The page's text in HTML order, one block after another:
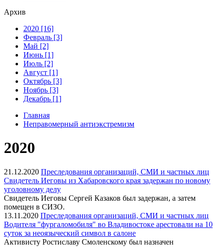
Архив
2020 [16]
Февраль [3]
Май [2]
Июнь [1]
Июль [2]
Август [1]
Октябрь [3]
Ноябрь [3]
Декабрь [1]
Главная
Неправомерный антиэкстремизм
2020
21.12.2020 Преследования организаций, СМИ и частных лиц
Свидетель Иеговы из Хабаровского края задержан по новому
уголовному делу
Свидетель Иеговы Сергей Казаков был задержан, а затем
помещен в СИЗО.
13.11.2020 Преследования организаций, СМИ и частных лиц
Водителя "фургаломобиля" во Владивостоке арестовали на 10
суток за неоязыческий символ в салоне
Активисту Ростиславу Смоленскому был назначен